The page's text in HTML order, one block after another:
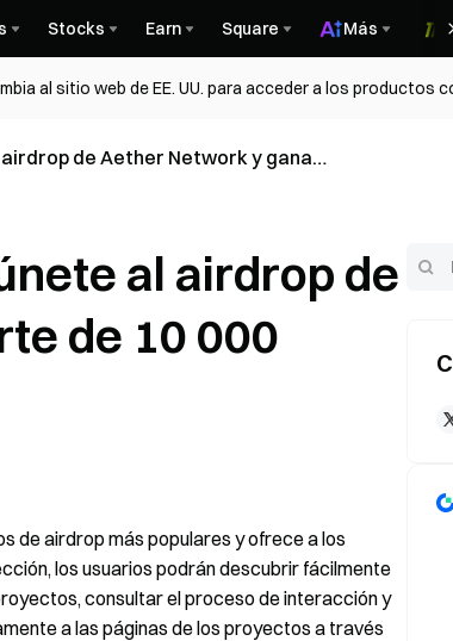
Stocks Earn Square Más
al sitio web de EE. UU. para acceder a los productos
de Aether Network y gana
al airdrop de
de 10 000
de airdrop más populares y ofrece a los
los usuarios podrán descubrir fácilmente
consultar el proceso de interacción y
a las páginas de los proyectos a través